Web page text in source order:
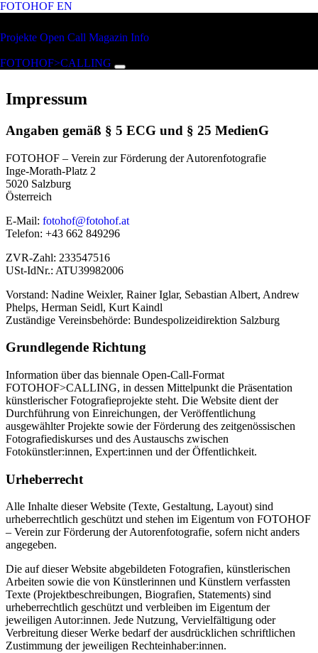
Zum Hauptinhalt springen
FOTOHOF EN
Projekte Open Call Magazin Info
FOTOHOF>CALLING
Impressum
Angaben gemäß § 5 ECG und § 25 MedienG
FOTOHOF – Verein zur Förderung der Autorenfotografie
Inge-Morath-Platz 2
5020 Salzburg
Österreich
E-Mail: fotohof@fotohof.at
Telefon: +43 662 849296
ZVR-Zahl: 233547516
USt-IdNr.: ATU39982006
Vorstand: Nadine Weixler, Rainer Iglar, Sebastian Albert, Andrew
Phelps, Herman Seidl, Kurt Kaindl
Zuständige Vereinsbehörde: Bundespolizeidirektion Salzburg
Grundlegende Richtung
Information über das biennale Open-Call-Format
FOTOHOF>CALLING, in dessen Mittelpunkt die Präsentation
künstlerischer Fotografieprojekte steht. Die Website dient der
Durchführung von Einreichungen, der Veröffentlichung
ausgewählter Projekte sowie der Förderung des zeitgenössischen
Fotografiediskurses und des Austauschs zwischen
Fotokünstler:innen, Expert:innen und der Öffentlichkeit.
Urheberrecht
Alle Inhalte dieser Website (Texte, Gestaltung, Layout) sind
urheberrechtlich geschützt und stehen im Eigentum von FOTOHOF
– Verein zur Förderung der Autorenfotografie, sofern nicht anders
angegeben.
Die auf dieser Website abgebildeten Fotografien, künstlerischen
Arbeiten sowie die von Künstlerinnen und Künstlern verfassten
Texte (Projektbeschreibungen, Biografien, Statements) sind
urheberrechtlich geschützt und verbleiben im Eigentum der
jeweiligen Autor:innen. Jede Nutzung, Vervielfältigung oder
Verbreitung dieser Werke bedarf der ausdrücklichen schriftlichen
Zustimmung der jeweiligen Rechteinhaber:innen.